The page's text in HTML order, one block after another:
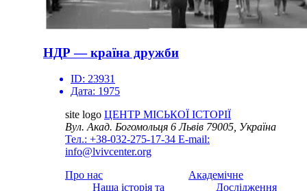
НДР — країна дружби
ID: 23931
Дата: 1975
site logo ЦЕНТР МІСЬКОЇ ІСТОРІЇ
Вул. Акад. Богомольця 6Львів 79005, Україна
Тел.: +38-032-275-17-34 E-mail:
info@lvivcenter.org
Про нас
Наша історія та
Академічне
Дослідження